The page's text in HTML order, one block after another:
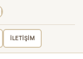
İLETİŞİM